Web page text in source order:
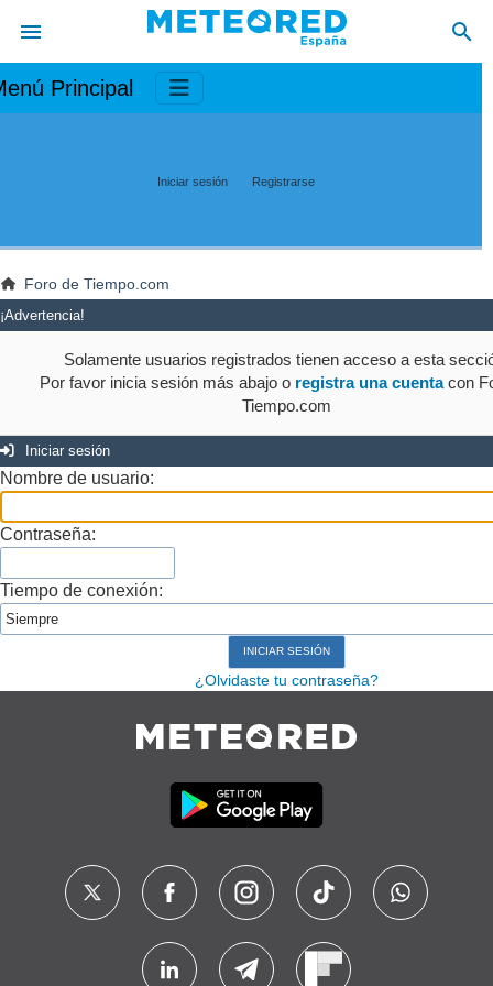
Principal
Iniciar sesión Registrarse
Foro de Tiempo.com
¡Advertencia!
Solamente usuarios registrados tienen acceso a esta
Por favor inicia sesión más abajo o registra una cuentacon
Tiempo.com
Iniciar sesión
Nombre de usuario:
Contraseña:
Tiempo de conexión:
¿Olvidaste tu contraseña?